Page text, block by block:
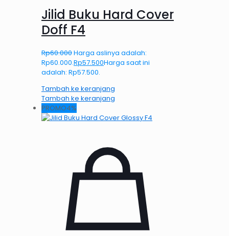
Jilid Buku Hard Cover
Doff F4
Rp60.000Harga aslinya adalah:
Rp60.000.Rp57.500Harga saat ini
adalah: Rp57.500.
Tambah ke keranjang
Tambah ke keranjang
PROMO4%